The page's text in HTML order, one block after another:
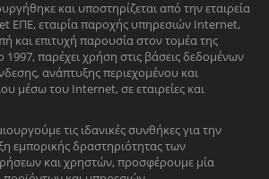
και υποστηρίζεται από την εταιρεία
ΕΠΕ, εταιρία παροχής υπηρεσιών Internet,
και επιτυχή παρουσία στον τομέα της
παρέχει χρήση στις βάσεις δεδομένων
ανάπτυξης περιεχομένου και
μέσω του Internet, σε εταιρείες και
τις ιδανικές συνθήκες για την
εμπορικής δραστηριότητας των
και χρηστών, προσφέρουμε μία